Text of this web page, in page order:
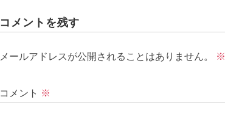
コメントを残す
メールアドレスが公開されることはありません。 ※
コメント ※